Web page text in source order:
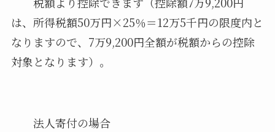
は、所得税額50万円×25％＝12万5千円の限度内と
なりますので、7万9,200円全額が税額からの控除
対象となります）。
法人寄付の場合